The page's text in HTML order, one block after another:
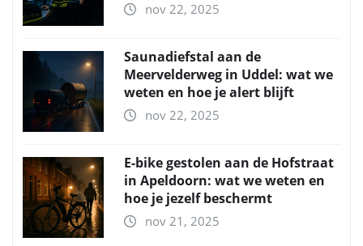
nov 22, 2025
Saunadiefstal aan de
Meervelderweg in Uddel: wat we
weten en hoe je alert blijft
nov 22, 2025
E-bike gestolen aan de Hofstraat
in Apeldoorn: wat we weten en
hoe je jezelf beschermt
nov 21, 2025